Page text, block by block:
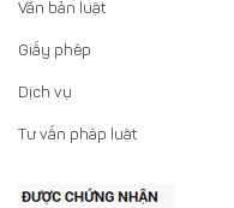
Văn bản luật
Giấy phép
Dịch vụ
Tư vấn pháp luật